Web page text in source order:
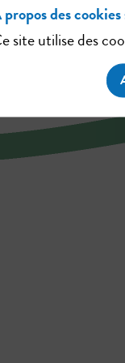
des
site utilise des